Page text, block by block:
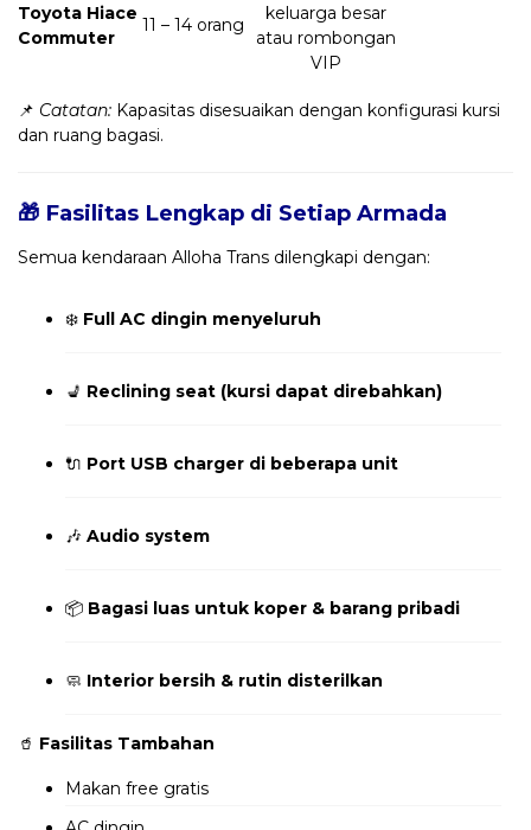
Toyota Hiace
Commuter
11 – 14 orang
keluarga besar
atau rombongan
VIP
📌 Catatan: Kapasitas disesuaikan dengan konfigurasi kursi
dan ruang bagasi.
🎁 Fasilitas Lengkap di Setiap Armada
Semua kendaraan Alloha Trans dilengkapi dengan:
❄️ Full AC dingin menyeluruh
💺 Reclining seat (kursi dapat direbahkan)
🔌 Port USB charger di beberapa unit
🎶 Audio system
📦 Bagasi luas untuk koper & barang pribadi
🧼 Interior bersih & rutin disterilkan
🥤 Fasilitas Tambahan
Makan free gratis